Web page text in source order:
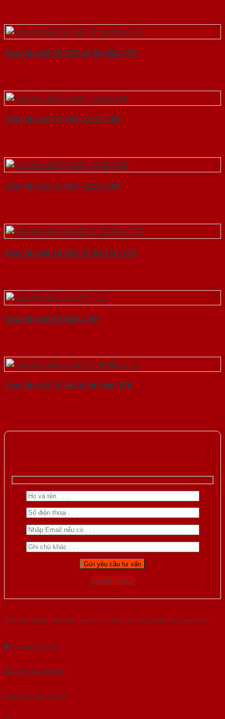
Cửa Vân Gỗ 5D KAT-41.50.50A-3TK
Cửa Vân Gỗ 5D KAT-22.52-2TK
Cửa Vân Gỗ 5D KAT-22.50-2TK
Cửa Vân Gỗ 5D KAT-21.51.51A-1TK
Cửa Vân Gỗ 5D KAT-1.52
Cửa Vân Gỗ 5D KA-41.40.40A-3TK
Gọi 0976.169.864
Với kinh nghiệm nhiêu năm nghiên cứu cửa theo tiêu chuẩn công nghệ Châu
Gửi yêu cầu tư vấn
Tải báo giá tổng hợp
Yêu cầu gọi lại (3 phút)